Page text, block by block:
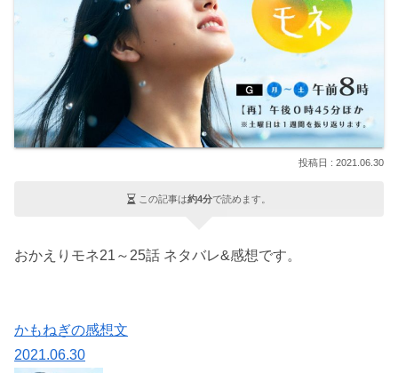
2021.06.30
この記事は約4分で読めます。
おかえりモネ21～25話 ネタバレ&感想です。
かもねぎの感想文
2021.06.30